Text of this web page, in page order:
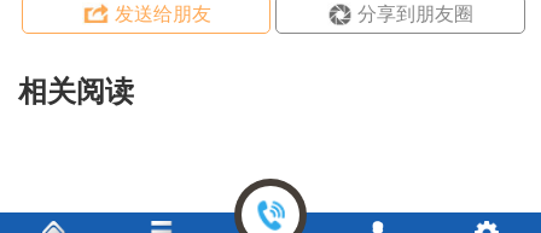
发送给朋友 分享到朋友圈
相关阅读